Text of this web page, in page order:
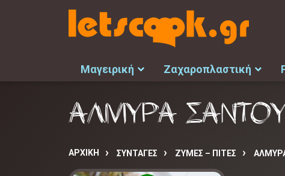
Μαγειρική Ζαχαροπλαστική
ΑΛΜΥΡΑ
ΑΡΧΙΚΉ ΣΥΝΤΑΓΈΣ ΖΥΜΕΣ – ΠΙΤΕΣ